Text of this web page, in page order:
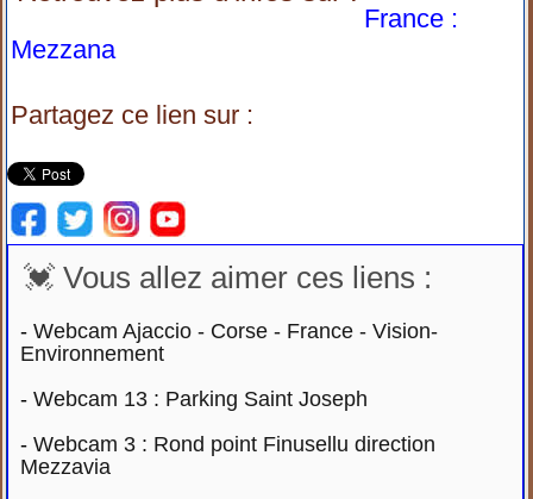
France :
Mezzana
Partagez ce lien sur :
💓 Vous allez aimer ces liens :
-Webcam Ajaccio - Corse - France - Vision-
Environnement
-Webcam 13 : Parking Saint Joseph
-Webcam 3 : Rond point Finusellu direction
Mezzavia